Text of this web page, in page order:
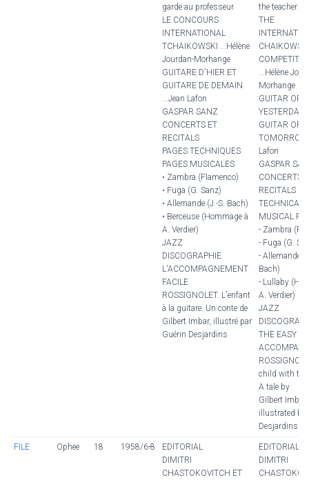
garde au professeur.
LE CONCOURS
INTERNATIONAL
TCHAIKOWSKI ...Hélène
Jourdan-Morhange
GUITARE D'HIER ET
GUITARE DE DEMAIN
...Jean Lafon
GASPAR SANZ
CONCERTS ET
RECITALS
PAGES TECHNIQUES
PAGES MUSICALES
• Zambra (Flamenco)
• Fuga (G. Sanz)
• Allemande (J.-S. Bach)
• Berceuse (Hommage à
A. Verdier)
JAZZ
DISCOGRAPHIE
L'ACCOMPAGNEMENT
FACILE
ROSSIGNOLET. L'enfant
à la guitare. Un conte de
Gilbert Imbar, illustré par
Guérin Desjardins
the teacher.
THE
CHAIKOWSKI
...Hélène
Morhange
GUITAR OF
YESTERDAY
GUITAR OF
Lafon
GASPAR
CONCERTS
RECITALS
TECHNICAL
MUSICAL
- Zambra
- Fuga (G.
- Allemande
Bach)
- Lullaby
A. Verdier)
JAZZ
THE EASY
child with the
A tale by
Gilbert Imbar,
illustrated by
Desjardins
FILE Ophee 18 1958/6-8
EDITORIAL
DIMITRI
CHASTOKOVITCH ET
EDITORIAL
DIMITRI